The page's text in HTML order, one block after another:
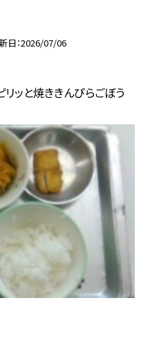
日 2026/07/06
ッと焼ききんぴらごぼう